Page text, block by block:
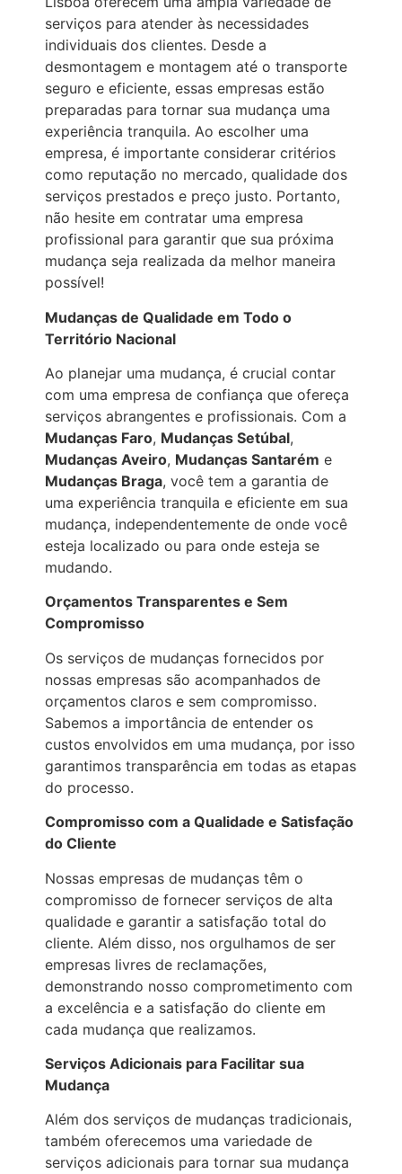
serviços para atender às necessidades
individuais dos clientes. Desde a
desmontagem e montagem até o transporte
seguro e eficiente, essas empresas estão
preparadas para tornar sua mudança uma
experiência tranquila. Ao escolher uma
empresa, é importante considerar critérios
como reputação no mercado, qualidade dos
serviços prestados e preço justo. Portanto,
não hesite em contratar uma empresa
profissional para garantir que sua próxima
mudança seja realizada da melhor maneira
possível!
Mudanças de Qualidade em Todo o
Território Nacional
Ao planejar uma mudança, é crucial contar
com uma empresa de confiança que ofereça
serviços abrangentes e profissionais. Com a
Mudanças Faro, Mudanças Setúbal,
Mudanças Aveiro, Mudanças Santarém e
Mudanças Braga, você tem a garantia de
uma experiência tranquila e eficiente em sua
mudança, independentemente de onde você
esteja localizado ou para onde esteja se
mudando.
Orçamentos Transparentes e Sem
Compromisso
Os serviços de mudanças fornecidos por
nossas empresas são acompanhados de
orçamentos claros e sem compromisso.
Sabemos a importância de entender os
custos envolvidos em uma mudança, por isso
garantimos transparência em todas as etapas
do processo.
Compromisso com a Qualidade e Satisfação
do Cliente
Nossas empresas de mudanças têm o
compromisso de fornecer serviços de alta
qualidade e garantir a satisfação total do
cliente. Além disso, nos orgulhamos de ser
empresas livres de reclamações,
demonstrando nosso comprometimento com
a excelência e a satisfação do cliente em
cada mudança que realizamos.
Serviços Adicionais para Facilitar sua
Mudança
Além dos serviços de mudanças tradicionais,
também oferecemos uma variedade de
serviços adicionais para tornar sua mudança